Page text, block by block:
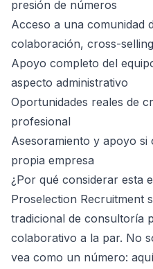
presión de números
Acceso a una comunidad
colaboración, cross-
Apoyo completo del
aspecto administrativo
Oportunidades reales de
profesional
Asesoramiento y apoyo
propia empresa
¿Por qué considerar esta
Proselection Recruitment
tradicional de consultoría
colaborativo a la par. No
vea como un número: